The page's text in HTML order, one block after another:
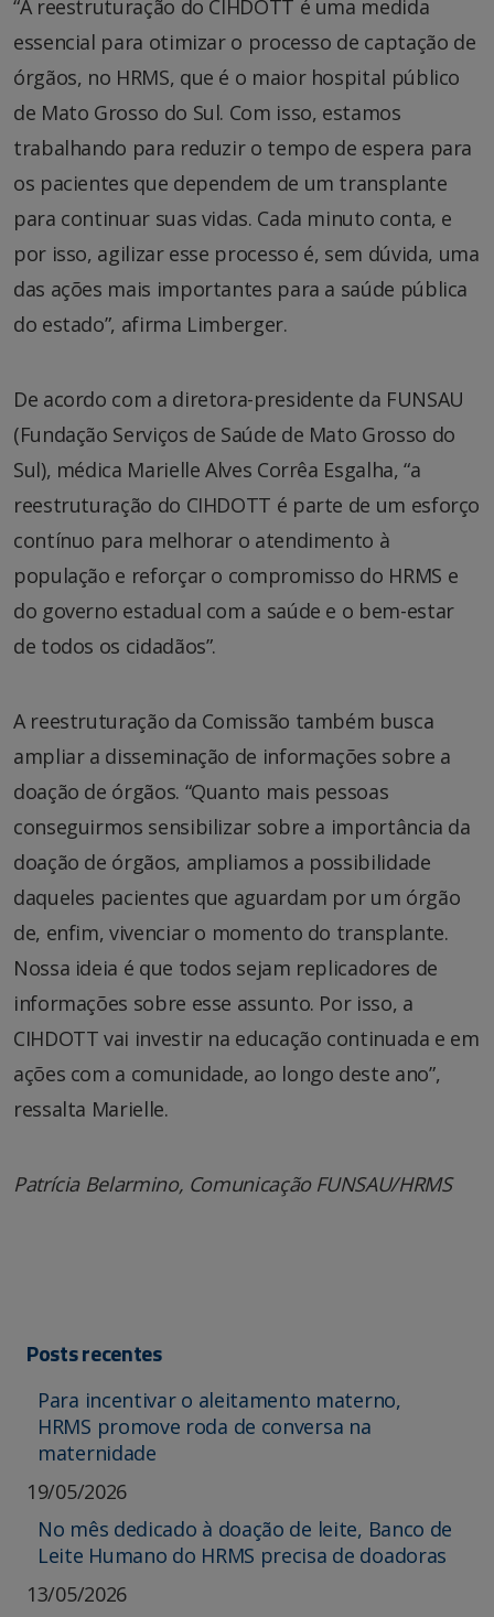
“A reestruturação do CIHDOTT é uma medida
essencial para otimizar o processo de captação de
órgãos, no HRMS, que é o maior hospital público
de Mato Grosso do Sul. Com isso, estamos
trabalhando para reduzir o tempo de espera para
os pacientes que dependem de um transplante
para continuar suas vidas. Cada minuto conta, e
por isso, agilizar esse processo é, sem dúvida, uma
das ações mais importantes para a saúde pública
do estado”, afirma Limberger.
De acordo com a diretora-presidente da FUNSAU
(Fundação Serviços de Saúde de Mato Grosso do
Sul), médica Marielle Alves Corrêa Esgalha, “a
reestruturação do CIHDOTT é parte de um esforço
contínuo para melhorar o atendimento à
população e reforçar o compromisso do HRMS e
do governo estadual com a saúde e o bem-estar
de todos os cidadãos”.
A reestruturação da Comissão também busca
ampliar a disseminação de informações sobre a
doação de órgãos. “Quanto mais pessoas
conseguirmos sensibilizar sobre a importância da
doação de órgãos, ampliamos a possibilidade
daqueles pacientes que aguardam por um órgão
de, enfim, vivenciar o momento do transplante.
Nossa ideia é que todos sejam replicadores de
informações sobre esse assunto. Por isso, a
CIHDOTT vai investir na educação continuada e em
ações com a comunidade, ao longo deste ano”,
ressalta Marielle.
Patrícia Belarmino, Comunicação FUNSAU/HRMS
Posts recentes
Para incentivar o aleitamento materno,
HRMS promove roda de conversa na
maternidade
19/05/2026
No mês dedicado à doação de leite, Banco de
Leite Humano do HRMS precisa de doadoras
13/05/2026